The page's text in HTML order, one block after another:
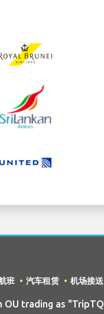
班 汽车租赁 机场接送
OU trading as